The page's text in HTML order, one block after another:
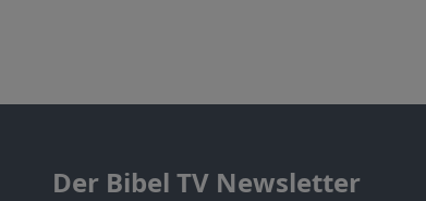
Der Bibel TV Newsletter